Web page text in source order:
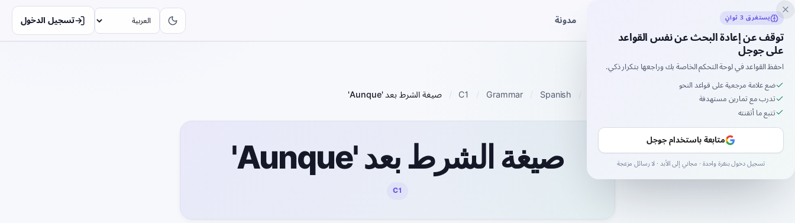
Inklingo مدونة تسجيل الدخول
Spanish
Grammar
C1 صيغة الشرط بعد 'Aunque'
صيغة الشرط بعد 'Aunque'
C1
يستغرق 3 ثوانٍ
توقف عن إعادة البحث عن نفس القواعد
على جوجل
احفظ القواعد في لوحة التحكم الخاصة بك وراجعها بتكرار ذكي.
ضع علامة مرجعية على قواعد النحو
تدرب مع تمارين مستهدفة
تتبع ما أتقنته
متابعة باستخدام جوجل
تسجيل دخول بنقرة واحدة · مجاني إلى الأبد · لا رسائل مزعجة